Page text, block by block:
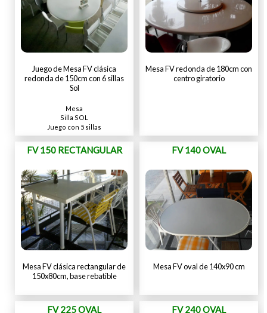
Juego de Mesa FV clásica
redonda de 150cm con 6 sillas
Sol
Mesa
Silla SOL
Juego con 5 sillas
Mesa FV redonda de 180cm con
centro giratorio
FV 150 RECTANGULAR
Mesa FV clásica rectangular de
150x80cm, base rebatible
FV 140 OVAL
Mesa FV oval de 140x90 cm
FV 225 OVAL FV 240 OVAL